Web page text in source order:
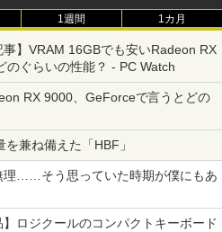
1週間 1カ月
事】VRAM 16GBでも安いRadeon RX
ぐらいの性能？ - PC Watch
RX 9000、GeForceで言うとどの
兼ね備えた「HBF」
理……そう思っていた時期が僕にもあ
】ロジクールのコンパクトキーボード